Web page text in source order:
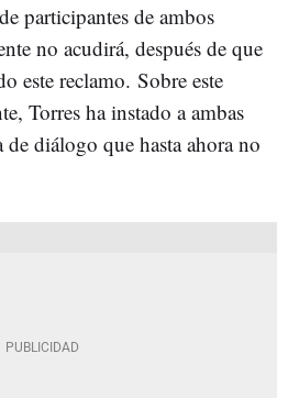
participantes de ambos
no acudirá, después de que
este reclamo. Sobre este
Torres ha instado a ambas
diálogo que hasta ahora no